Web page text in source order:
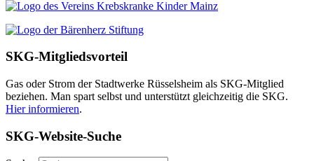
SKG-Mitgliedsvorteil
Gas oder Strom der Stadtwerke Rüsselsheim als SKG-Mitglied
beziehen. Man spart selbst und unterstützt gleichzeitig die SKG.
Hier informieren.
SKG-Website-Suche